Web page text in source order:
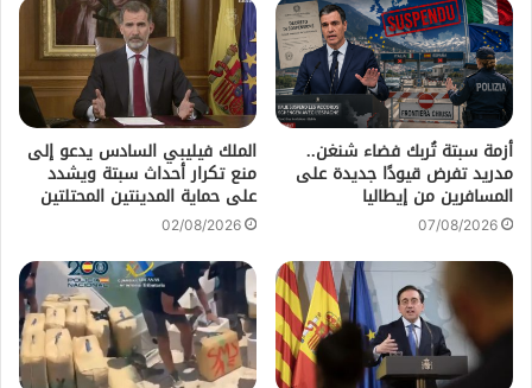
أزمة سبتة تُربك فضاء شنغن..
مدريد تفرض قيودًا جديدة على
المسافرين من إيطاليا
07/08/2026
الملك فيليبي السادس يدعو إلى
منع تكرار أحداث سبتة ويشدد
على حماية المدينتين المحتلتين
02/08/2026